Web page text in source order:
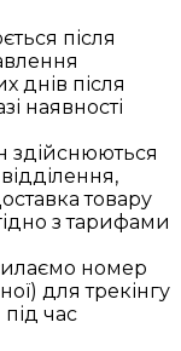
після
днів після
наявності
здійснюються
товару
з тарифами
номер
для трекінгу
час